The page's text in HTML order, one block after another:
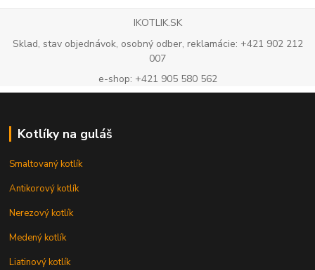
IKOTLIK.SK
Sklad, stav objednávok, osobný odber, reklamácie: +421 902 212
007
e-shop: +421 905 580 562
Kotlíky na guláš
Smaltovaný kotlík
Antikorový kotlík
Nerezový kotlík
Medený kotlík
Liatinový kotlík